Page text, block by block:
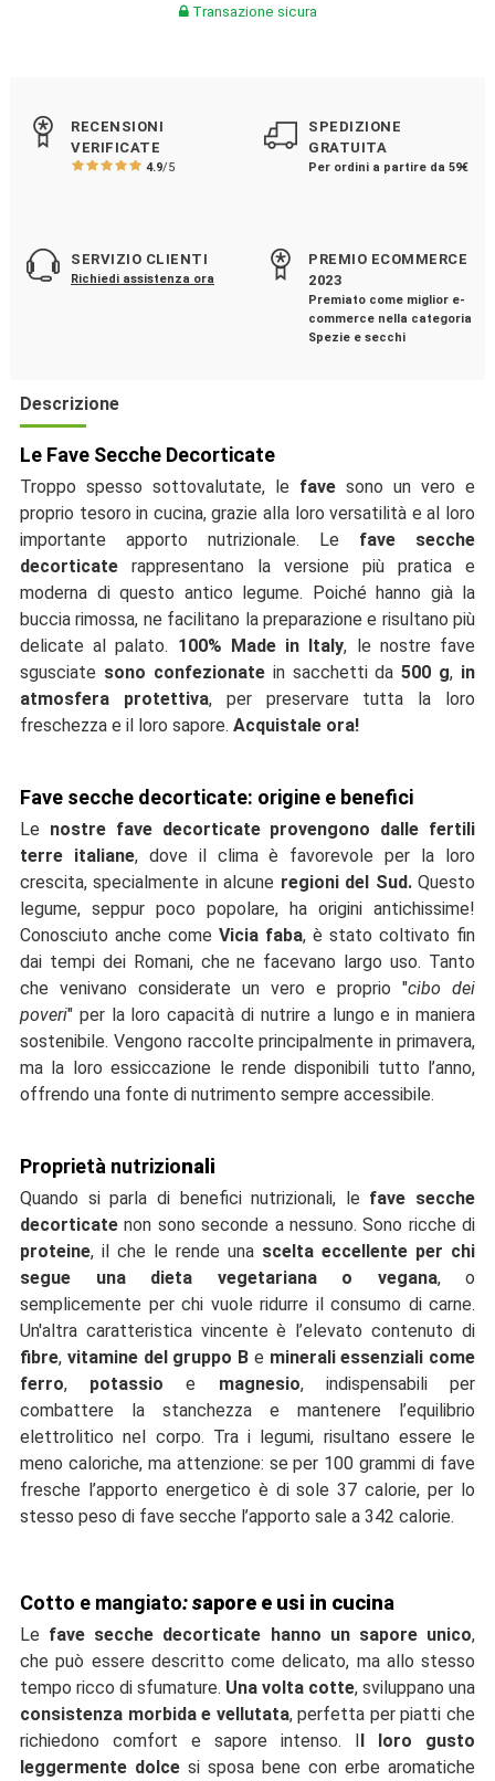
Transazione sicura
RECENSIONI
VERIFICATE
4.9/5
SPEDIZIONE
GRATUITA
Per ordini a partire da 59€
SERVIZIO CLIENTI
Richiedi assistenza ora
PREMIO ECOMMERCE
2023
Premiato come miglior e-
commerce nella categoria
Spezie e secchi
Descrizione
Le Fave Secche Decorticate
Troppo spesso sottovalutate, le fave sono un vero e
proprio tesoro in cucina, grazie alla loro versatilità e al loro
importante apporto nutrizionale. Le fave secche
decorticate rappresentano la versione più pratica e
moderna di questo antico legume. Poiché hanno già la
buccia rimossa, ne facilitano la preparazione e risultano più
delicate al palato. 100% Made in Italy, le nostre fave
sgusciate sono confezionatein sacchetti da500 g, in
atmosfera protettiva, per preservare tutta la loro
freschezza e il loro sapore. Acquistale ora!
Fave secche decorticate: origine e benefici
Le nostre fave decorticate provengono dalle fertili
terre italiane, dove il clima è favorevole per la loro
crescita, specialmente in alcune regioni del Sud.Questo
legume, seppur poco popolare, ha origini antichissime!
Conosciuto anche come Vicia faba, è stato coltivato fin
dai tempi dei Romani, che ne facevano largo uso. Tanto
che venivano considerate un vero e proprio "cibo dei
poveri" per la loro capacità di nutrire a lungo e in maniera
sostenibile. Vengono raccolte principalmente in primavera,
ma la loro essiccazione le rende disponibili tutto l’anno,
offrendo una fonte di nutrimento sempre accessibile.
Proprietà nutrizionali
Quando si parla di benefici nutrizionali, le fave secche
decorticate non sono seconde a nessuno. Sono ricche di
proteine, il che le rende una scelta eccellente per chi
segue una dieta vegetariana o vegana, o
semplicemente per chi vuole ridurre il consumo di carne.
Un'altra caratteristica vincente è l’elevato contenuto di
fibre, vitamine del gruppo B e minerali essenziali come
ferro, potassio e magnesio, indispensabili per
combattere la stanchezza e mantenere l’equilibrio
elettrolitico nel corpo. Tra i legumi, risultano essere le
meno caloriche, ma attenzione: se per 100 grammi di fave
fresche l’apporto energetico è di sole 37 calorie, per lo
stesso peso di fave secche l’apporto sale a 342 calorie.
Cotto e mangiato: sapore e usi in cucina
Le fave secche decorticate hanno un sapore unico,
che può essere descritto come delicato, ma allo stesso
tempo ricco di sfumature. Una volta cotte, sviluppano una
consistenza morbida e vellutata, perfetta per piatti che
richiedono comfort e sapore intenso. I
l loro gusto
leggermente dolce si sposa bene con erbe aromatiche